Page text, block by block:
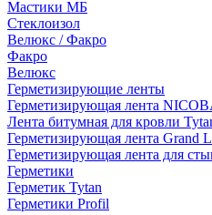
Мастики МБ
Стеклоизол
Велюкс / Факро
Факро
Велюкс
Герметизирующие ленты
Герметизирующая лента
Лента битумная для кровли
Герметизирующая лента Grand
Герметизирующая лента для
Герметики
Герметик Tytan
Герметики Profil